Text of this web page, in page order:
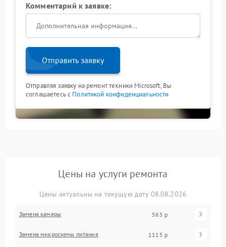
Комментарий к заявке:
Отправить заявку
Отправляя заявку на ремонт техники Microsoft, Вы
соглашаетесь с Политикой конфиденциальности
Цены на услуги ремонта
Цены актуальны на текущую дату 08.08.2026
Замена камеры 565 р
Замена микросхемы питания 1115 р